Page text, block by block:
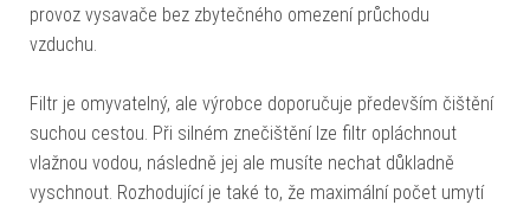
provoz vysavače bez zbytečného omezení průchodu
vzduchu.
Filtr je omyvatelný, ale výrobce doporučuje především čištění
suchou cestou. Při silném znečištění lze filtr opláchnout
vlažnou vodou, následně jej ale musíte nechat důkladně
vyschnout. Rozhodující je také to, že maximální počet umytí